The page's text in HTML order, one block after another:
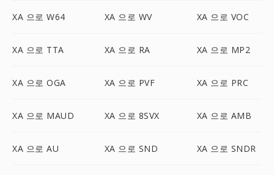
XA 으로 W64 XA 으로 WV XA 으로 VOC
XA 으로 TTA XA 으로 RA XA 으로 MP2
XA 으로 OGA XA 으로 PVF XA 으로 PRC
XA 으로 MAUD XA 으로 8SVX XA 으로 AMB
XA 으로 AU XA 으로 SND XA 으로 SNDR